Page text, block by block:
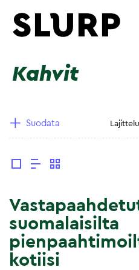
Kahvit
Suodata
suomalaisilta
kotiisi